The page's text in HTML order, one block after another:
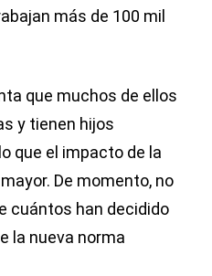
más de 100 mil
que muchos de ellos
y tienen hijos
que el impacto de la
De momento, no
cuántos han decidido
la nueva norma